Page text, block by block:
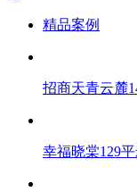
精品案例
招商天青云麓
幸福晓棠129